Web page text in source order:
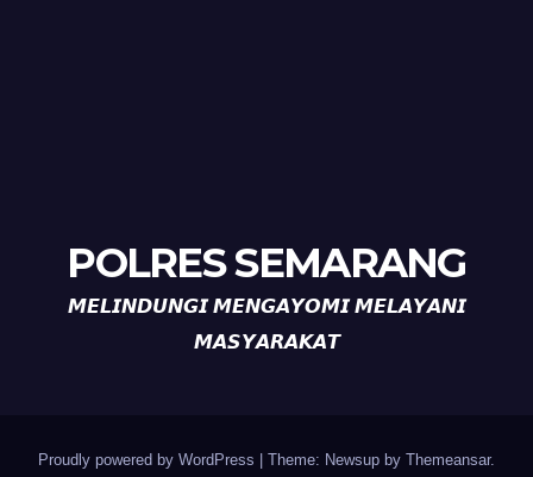
POLRES SEMARANG
𝙈𝙀𝙇𝙄𝙉𝘿𝙐𝙉𝙂𝙄 𝙈𝙀𝙉𝙂𝘼𝙔𝙊𝙈𝙄 𝙈𝙀𝙇𝘼𝙔𝘼𝙉𝙄
𝙈𝘼𝙎𝙔𝘼𝙍𝘼𝙆𝘼𝙏
Proudly powered by WordPress Theme: Newsup by Themeansar.